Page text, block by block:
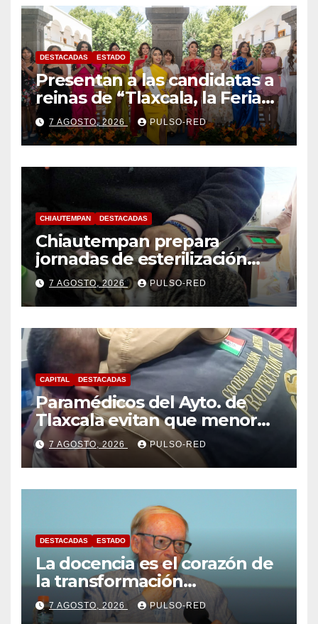
DESTACADAS ESTADO
Presentan a las candidatas a
reinas de “Tlaxcala, la Feria
de Ferias 2026: La Flor
Tlaxcalteca”
7 AGOSTO, 2026 PULSO-RED
CHIAUTEMPAN DESTACADAS
Chiautempan prepara
jornadas de esterilización
para perros y gatos
7 AGOSTO, 2026 PULSO-RED
CAPITAL DESTACADAS
Paramédicos del Ayto. de
Tlaxcala evitan que menor
sufra complicaciones por
hipotermia tras caer en una
cisterna
7 AGOSTO, 2026 PULSO-RED
DESTACADAS ESTADO
La docencia es el corazón de
la transformación
universitaria: Rector de la
UATx
7 AGOSTO, 2026 PULSO-RED